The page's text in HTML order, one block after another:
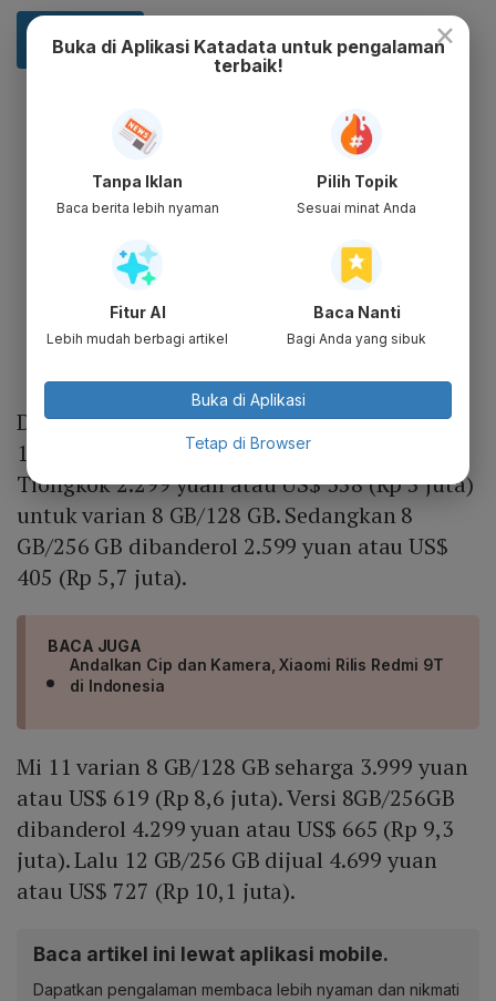
Dengan spesifikasi di bawah Mi 11, harga Mi
11 Lite pun lebih murah. Harga Mi 11 Lite di
Tiongkok 2.299 yuan atau US$ 358 (Rp 5 juta)
untuk varian 8 GB/128 GB. Sedangkan 8
GB/256 GB dibanderol 2.599 yuan atau US$
405 (Rp 5,7 juta).
BACA JUGA
Andalkan Cip dan Kamera, Xiaomi Rilis Redmi 9T
di Indonesia
Mi 11 varian 8 GB/128 GB seharga 3.999 yuan
atau US$ 619 (Rp 8,6 juta). Versi 8GB/256GB
dibanderol 4.299 yuan atau US$ 665 (Rp 9,3
juta). Lalu 12 GB/256 GB dijual 4.699 yuan
atau US$ 727 (Rp 10,1 juta).
Baca artikel ini lewat aplikasi mobile.
Dapatkan pengalaman membaca lebih nyaman dan nikmati
×
Buka di Aplikasi Katadata untuk pengalaman
terbaik!
Tanpa Iklan
Baca berita lebih nyaman
Pilih Topik
Sesuai minat Anda
Fitur AI
Lebih mudah berbagi artikel
Baca Nanti
Bagi Anda yang sibuk
Buka di Aplikasi
Tetap di Browser